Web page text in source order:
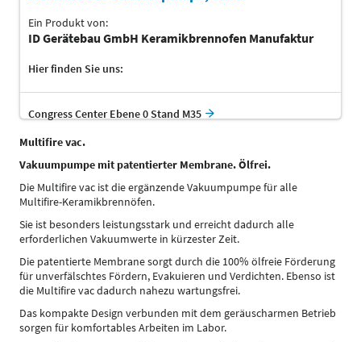
Ein Produkt von:
ID Gerätebau GmbH Keramikbrennofen Manufaktur
Hier finden Sie uns:
Congress Center Ebene 0 Stand M35
Multifire vac.
Vakuumpumpe mit patentierter Membrane. Ölfrei.
Die Multifire vac ist die ergänzende Vakuumpumpe für alle
Multifire-Keramikbrennöfen.
Sie ist besonders leistungsstark und erreicht dadurch alle
erforderlichen Vakuumwerte in kürzester Zeit.
Die patentierte Membrane sorgt durch die 100% ölfreie Förderung
für unverfälschtes Fördern, Evakuieren und Verdichten. Ebenso ist
die Multifire vac dadurch nahezu wartungsfrei.
Das kompakte Design verbunden mit dem geräuscharmen Betrieb
sorgen für komfortables Arbeiten im Labor.